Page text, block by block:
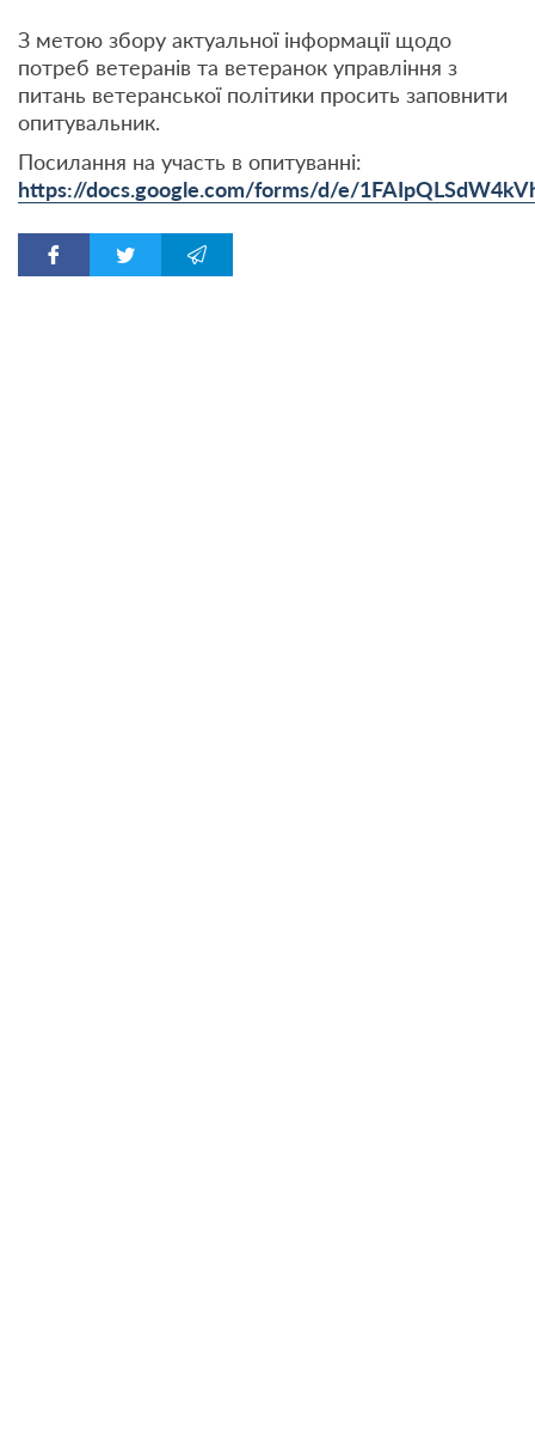
З метою збору актуальної інформації щодо
потреб ветеранів та ветеранок управління з
питань ветеранської політики просить заповнити
опитувальник.
Посилання на участь в опитуванні:
https://docs.google.com/forms/d/e/